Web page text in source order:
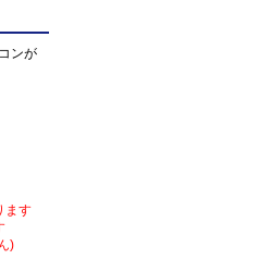
ンが
ます
)